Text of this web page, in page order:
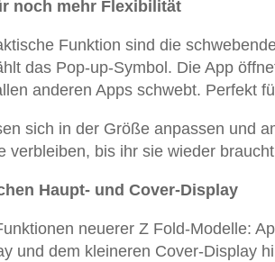
noch mehr Flexibilität
Funktion sind die
das Pop-up-Symbol. Die App
anderen Apps schwebt. Perfekt
sich in der Größe anpassen und
verbleiben, bis ihr sie wieder
Haupt- und Cover-Display
neuerer Z Fold-Modelle:
und dem kleineren Cover-Display